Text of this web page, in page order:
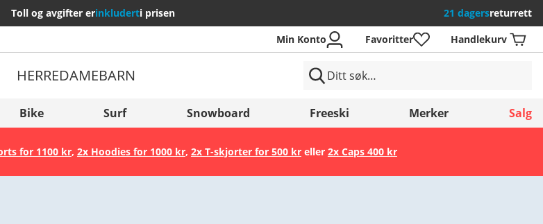
Toll og avgifter erinkluderti prisen 21 dagersreturrett
Lagre
Min Konto Favoritter Handlekurv
HERREDAMEBARN
Bike Surf Snowboard Freeski Merker Salg
for 1100 kr, 2x Hoodies for 1000 kr, 2x T-skjorter for 500 kreller 2x Caps 400 kr